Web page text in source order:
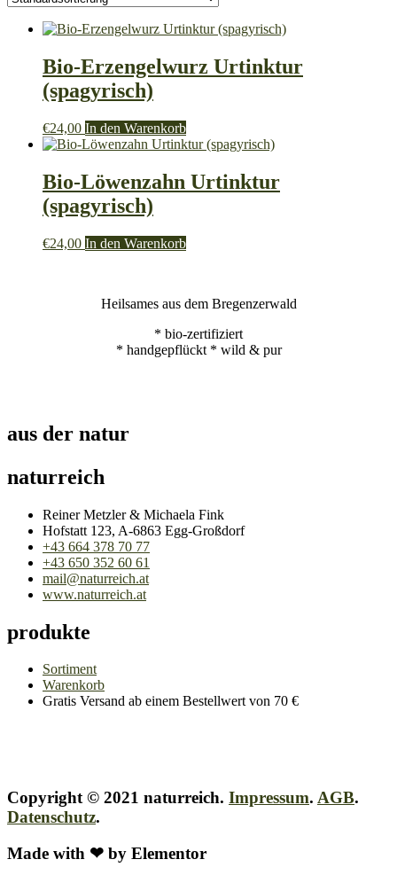
Bio-Erzengelwurz Urtinktur
(spagyrisch)
€24,00 In den Warenkorb
Bio-Löwenzahn Urtinktur
(spagyrisch)
€24,00 In den Warenkorb
Heilsames aus dem Bregenzerwald
* bio-zertifiziert
* handgepflückt * wild & pur
aus der natur
naturreich
Reiner Metzler & Michaela Fink
Hofstatt 123, A-6863 Egg-Großdorf
+43 664 378 70 77
+43 650 352 60 61
mail@naturreich.at
www.naturreich.at
produkte
Sortiment
Warenkorb
Gratis Versand ab einem Bestellwert von 70 €
Copyright © 2021 naturreich. Impressum. AGB.
Datenschutz.
Made with ❤ by Elementor